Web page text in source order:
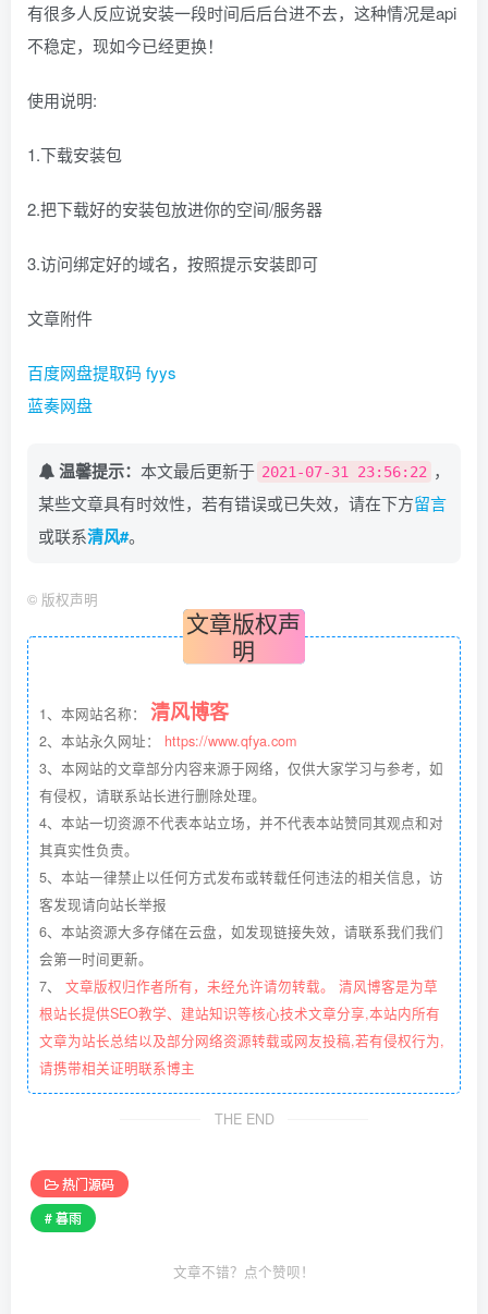
有很多人反应说安装一段时间后后台进不去，这种情况是api
不稳定，现如今已经更换！
使用说明:
1.下载安装包
2.把下载好的安装包放进你的空间/服务器
3.访问绑定好的域名，按照提示安装即可
文章附件
百度网盘提取码 fyys
蓝奏网盘
温馨提示： 本文最后更新于 2021-07-31 23:56:22 ，
某些文章具有时效性，若有错误或已失效，请在下方留言
或联系清风#。
© 版权声明
文章版权声
明
1、本网站名称： 清风博客
2、本站永久网址： https://www.qfya.com
3、本网站的文章部分内容来源于网络，仅供大家学习与参考，如
有侵权，请联系站长进行删除处理。
4、本站一切资源不代表本站立场，并不代表本站赞同其观点和对
其真实性负责。
5、本站一律禁止以任何方式发布或转载任何违法的相关信息，访
客发现请向站长举报
6、本站资源大多存储在云盘，如发现链接失效，请联系我们我们
会第一时间更新。
7、 文章版权归作者所有，未经允许请勿转载。 清风博客是为草
根站长提供SEO教学、建站知识等核心技术文章分享,本站内所有
文章为站长总结以及部分网络资源转载或网友投稿,若有侵权行为,
请携带相关证明联系博主
THE END
热门源码
# 暮雨
文章不错？点个赞呗！